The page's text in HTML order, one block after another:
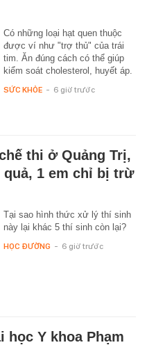
Có những loại hạt quen thuộc
được ví như "trợ thủ" của trái
tim. Ăn đúng cách có thể giúp
kiểm soát cholesterol, huyết áp.
SỨC KHỎE - 6 giờ trước
thi ở Quảng Trị,
quả, 1 em chỉ bị trừ
Tại sao hình thức xử lý thí sinh
này lại khác 5 thí sinh còn lại?
HỌC ĐƯỜNG - 6 giờ trước
Y khoa Phạm